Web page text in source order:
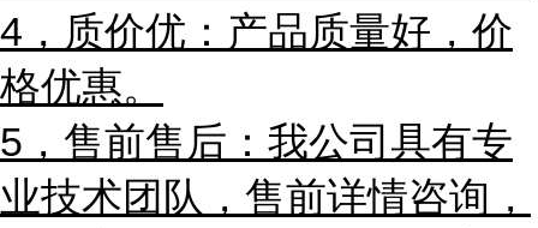
4，质价优：产品质量好，价
格优惠。
5，售前售后：我公司具有专
业技术团队，售前详情咨询，